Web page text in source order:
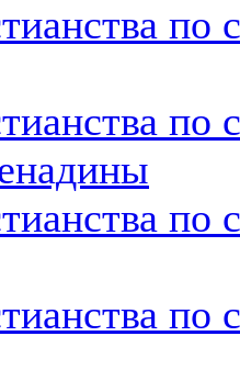
по
по